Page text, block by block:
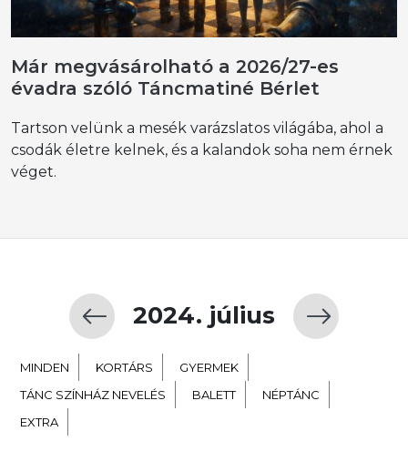
Már megvásárolható a 2026/27-es
évadra szóló Táncmatiné Bérlet
Tartson velünk a mesék varázslatos világába, ahol a
csodák életre kelnek, és a kalandok soha nem érnek
véget.
2024. július
MINDEN KORTÁRS
GYERMEK
TÁNC SZÍNHÁZ NEVELÉS
BALETT
NÉPTÁNC
EXTRA